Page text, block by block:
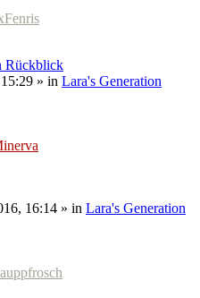
Rückblick
» in Lara's Generation
16:14 » in Lara's Generation